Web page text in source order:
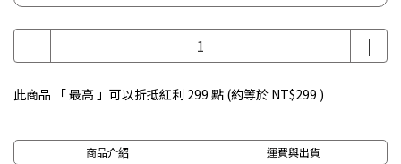
此商品 「 最高 」可以折抵紅利 299 點 (約等於 NT$299 )
商品介紹 運費與出貨